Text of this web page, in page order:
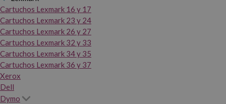
Cartuchos Lexmark 16 y 17
Cartuchos Lexmark 23 y 24
Cartuchos Lexmark 26 y 27
Cartuchos Lexmark 32 y 33
Cartuchos Lexmark 34 y 35
Cartuchos Lexmark 36 y 37
Xerox
Dell
Dymo